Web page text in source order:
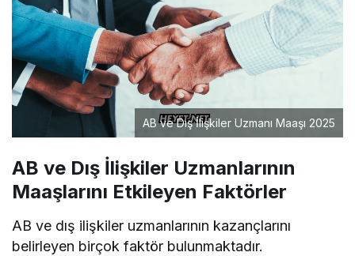
AB ve Dış İlişkiler Uzmanı Maaşı 2025
AB ve Dış İlişkiler Uzmanlarının
Maaşlarını Etkileyen Faktörler
AB ve dış ilişkiler uzmanlarının kazançlarını
belirleyen birçok faktör bulunmaktadır.